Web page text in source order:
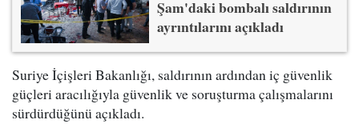
Şam'daki bombalı saldırının
ayrıntılarını açıkladı
Suriye İçişleri Bakanlığı, saldırının ardından iç güvenlik
güçleri aracılığıyla güvenlik ve soruşturma çalışmalarını
sürdürdüğünü açıkladı.